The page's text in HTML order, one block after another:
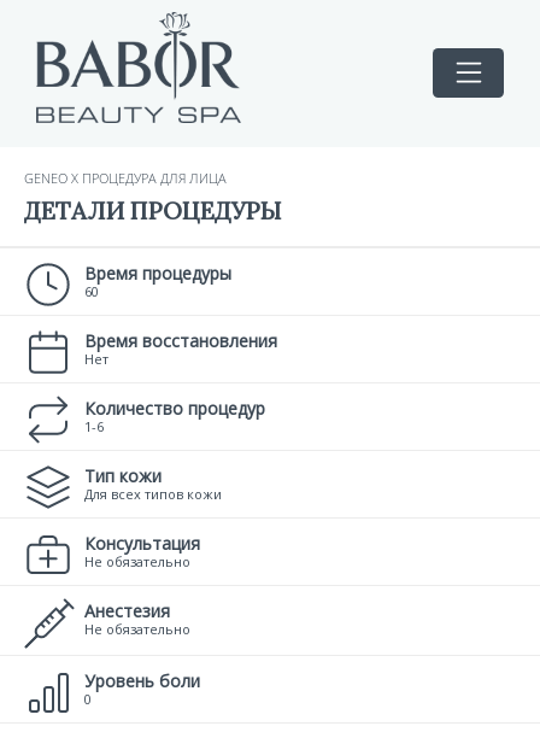
GENEO X ПРОЦЕДУРА ДЛЯ ЛИЦА
ДЕТАЛИ ПРОЦЕДУРЫ
Время процедуры
60
Время восстановления
Нет
Количество процедур
1-6
Тип кожи
Для всех типов кожи
Консультация
Не обязательно
Анестезия
Не обязательно
Уровень боли
0